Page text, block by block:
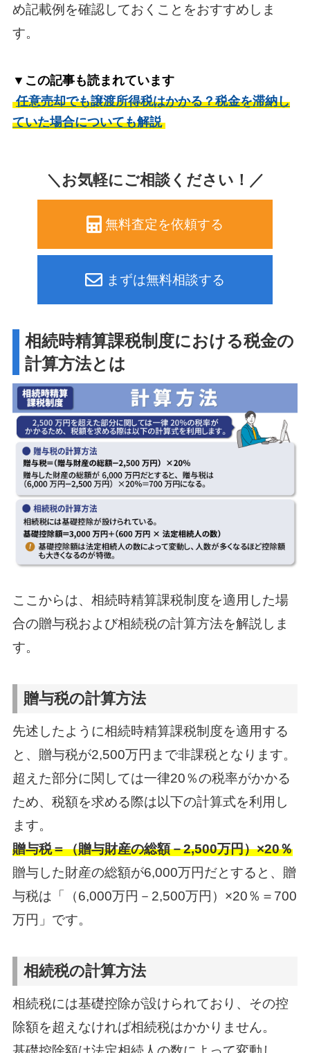
め記載例を確認しておくことをおすすめしま
す。
▼この記事も読まれています
任意売却でも譲渡所得税はかかる？税金を滞納し
ていた場合についても解説
＼お気軽にご相談ください！／
無料査定を依頼する
まずは無料相談する
相続時精算課税制度における税金の
計算方法とは
ここからは、相続時精算課税制度を適用した場
合の贈与税および相続税の計算方法を解説しま
す。
贈与税の計算方法
先述したように相続時精算課税制度を適用する
と、贈与税が2,500万円まで非課税となります。
超えた部分に関しては一律20％の税率がかかる
ため、税額を求める際は以下の計算式を利用し
ます。
贈与税＝（贈与財産の総額－2,500万円）×20％
贈与した財産の総額が6,000万円だとすると、贈
与税は「（6,000万円－2,500万円）×20％＝700
万円」です。
相続税の計算方法
相続税には基礎控除が設けられており、その控
除額を超えなければ相続税はかかりません。